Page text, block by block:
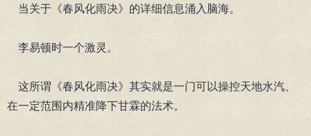
当关于《春风化雨决》的详细信息涌入脑海。
李易顿时一个激灵。
这所谓《春风化雨决》其实就是一门可以操控天地水汽、
在一定范围内精准降下甘霖的法术。